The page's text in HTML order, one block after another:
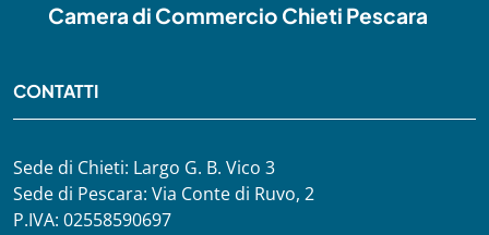
Camera di Commercio Chieti Pescara
CONTATTI
Sede di Chieti: Largo G. B. Vico 3
Sede di Pescara: Via Conte di Ruvo, 2
P.IVA: 02558590697